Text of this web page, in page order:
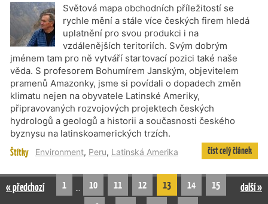
Světová mapa obchodních příležitostí se
rychle mění a stále více českých firem hledá
uplatnění pro svou produkci i na
vzdálenějších teritoriích. Svým dobrým
jménem tam pro ně vytváří startovací pozici také naše
věda. S profesorem Bohumírem Janským, objevitelem
pramenů Amazonky, jsme si povídali o dopadech změn
klimatu nejen na obyvatele Latinské Ameriky,
připravovaných rozvojových projektech českých
hydrologů a geologů a historii a současnosti českého
byznysu na latinskoamerických trzích.
Štítky Environment, Peru, Latinská Amerika číst celý článek
« předchozí 1 … 10 11 12 13 14
15
další »